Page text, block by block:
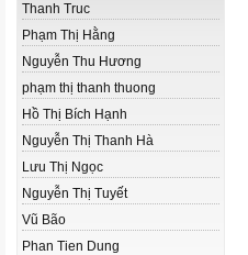
Thanh Truc
Phạm Thị Hằng
Nguyễn Thu Hương
phạm thị thanh thuong
Hồ Thị Bích Hạnh
Nguyễn Thị Thanh Hà
Lưu Thị Ngọc
Nguyễn Thị Tuyết
Vũ Bão
Phan Tien Dung